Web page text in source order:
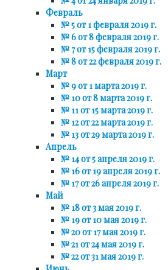
Февраль
№ 5 от 1 февраля 2019 г.
№ 6 от 8 февраля 2019 г.
№ 7 от 15 февраля 2019 г.
№ 8 от 22 февраля 2019 г.
Март
№ 9 от 1 марта 2019 г.
№ 10 от 8 марта 2019 г.
№ 11 от 15 марта 2019 г.
№ 12 от 22 марта 2019 г.
№ 13 от 29 марта 2019 г.
Апрель
№ 14 от 5 апреля 2019 г.
№ 16 от 19 апреля 2019 г.
№ 17 от 26 апреля 2019 г.
Май
№ 18 от 3 мая 2019 г.
№ 19 от 10 мая 2019 г.
№ 20 от 17 мая 2019 г.
№ 21 от 24 мая 2019 г.
№ 22 от 31 мая 2019 г.